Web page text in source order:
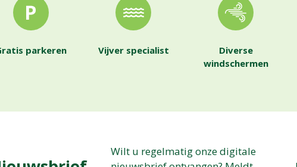
parkeren Vijver specialist
Diverse
windschermen
Wilt u regelmatig onze digitale